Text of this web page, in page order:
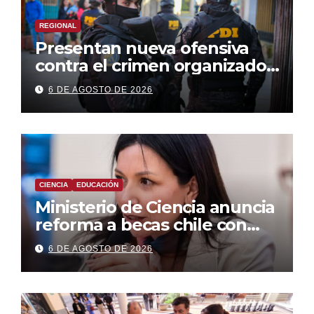
REGIONAL
Presentan nueva ofensiva
contra el crimen organizado:
más control territorial,
cárceles más estrictas y
decomiso de bienes
6 DE AGOSTO DE 2026
CIENCIA EDUCACIÓN
Ministerio de Ciencia anuncia
reforma a becas chile con
foco en áreas estratégicas y
descentralización
6 DE AGOSTO DE 2026